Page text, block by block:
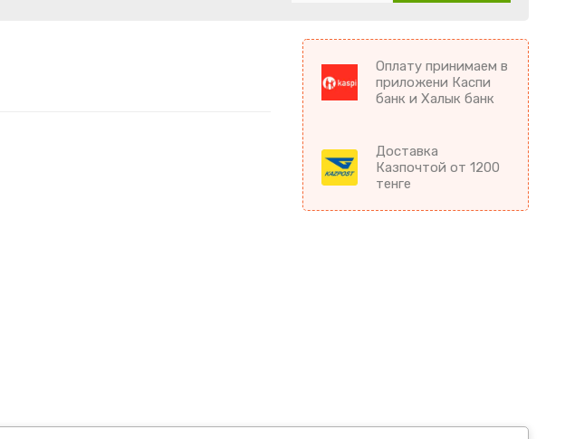
Оплату принимаем в
приложени Каспи
банк и Халык банк
Доставка
Казпочтой от 1200
тенге